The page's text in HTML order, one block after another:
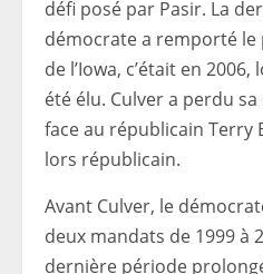
défi posé par Pasir. La
démocrate a remporté
de l’Iowa, c’était en
été élu. Culver a perdu
face au républicain Terry
lors républicain.
Avant Culver, le
deux mandats de 1999 à
dernière période